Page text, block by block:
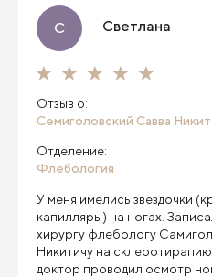
С Светлана
Отзыв о:
Семиголовский Савва
Отделение:
Флебология
У меня имелись звездочки
капилляры) на ногах.
хирургу флебологу
Никитичу на
доктор проводил осмотр